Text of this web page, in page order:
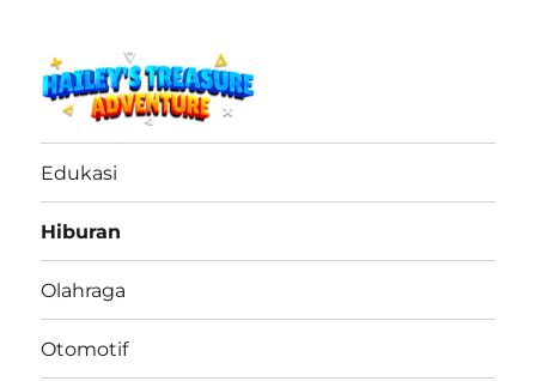
haileystreasureadventure.net
Edukasi
Hiburan
Olahraga
Otomotif